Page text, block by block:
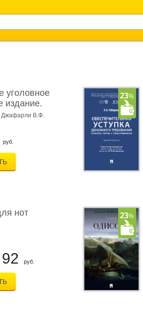
уголовное
издание.
...
Джафарли В.Ф.
руб.
нот
92 руб.